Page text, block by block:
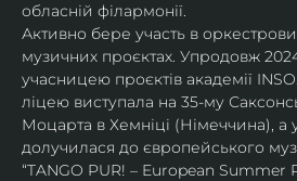
обласній філармонії.
Активно бере участь в
музичних проєктах. Упродовж
учасницею проєктів академії
ліцею виступала на 35-му
Моцарта в Хемніці (Німеччина), а
долучилася до європейського
“TANGO PUR! – European